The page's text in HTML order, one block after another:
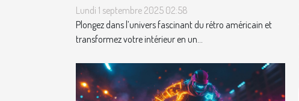
Lundi 1 septembre 2025 02:58
Plongez dans l’univers fascinant du rétro américain et
transformez votre intérieur en un...